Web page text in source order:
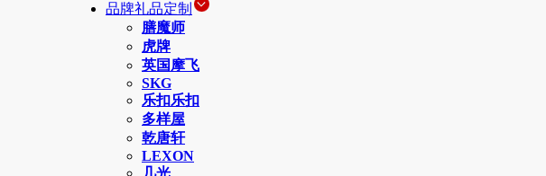
品牌礼品定制
膳魔师
虎牌
英国摩飞
SKG
乐扣乐扣
多样屋
乾唐轩
LEXON
几光